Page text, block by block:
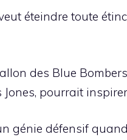
éteindre toute
des Blue
Jones, pourrait
génie défensif